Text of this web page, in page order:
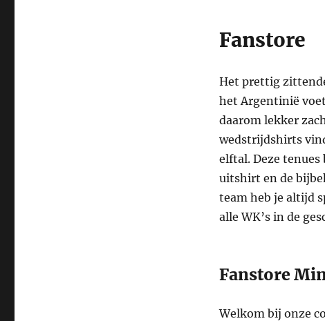
Fanstore
Het prettig
het Argentinië
daarom lekker
wedstrijdshirts
elftal. Deze tenues
uitshirt en de
team heb je altijd
alle WK’s in de
Fanstore
Welkom bij onze